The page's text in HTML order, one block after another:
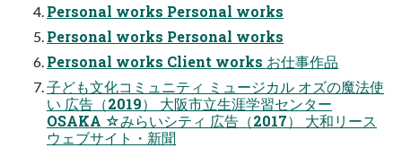
Personal works Personal works
Personal works Personal works
Personal works Client works お仕事作品
子ども文化コミュニティ ミュージカル オズの魔法使
い 広告（2019） 大阪市立生涯学習センター
OSAKA ☆みらいシティ 広告（2017） 大和リース
ウェブサイト・新聞